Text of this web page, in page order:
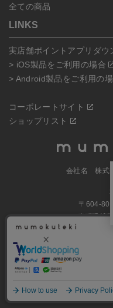
全ての商品
LINKS
実店舗ポイントアプリダウ
> iOS製品をご利用の場合
> Android製品をご利用の
コーポレートサイト
ショップリスト
会社名 株式
〒604-
寺町通蛸